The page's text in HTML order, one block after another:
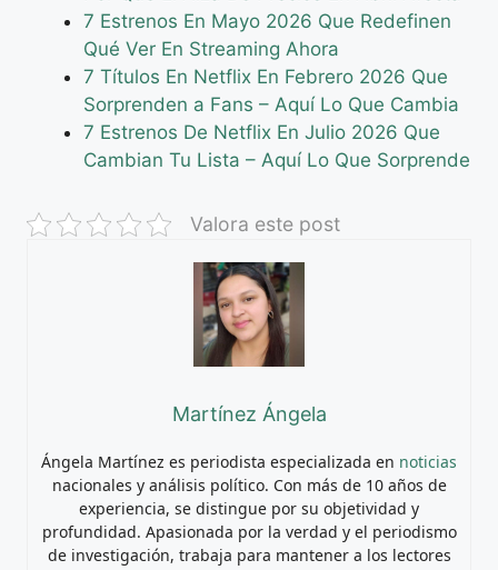
7 Estrenos En Mayo 2026 Que Redefinen
Qué Ver En Streaming Ahora
7 Títulos En Netflix En Febrero 2026 Que
Sorprenden a Fans – Aquí Lo Que Cambia
7 Estrenos De Netflix En Julio 2026 Que
Cambian Tu Lista – Aquí Lo Que Sorprende
Valora este post
Martínez Ángela
Ángela Martínez es periodista especializada en noticias
nacionales y análisis político. Con más de 10 años de
experiencia, se distingue por su objetividad y
profundidad. Apasionada por la verdad y el periodismo
de investigación, trabaja para mantener a los lectores